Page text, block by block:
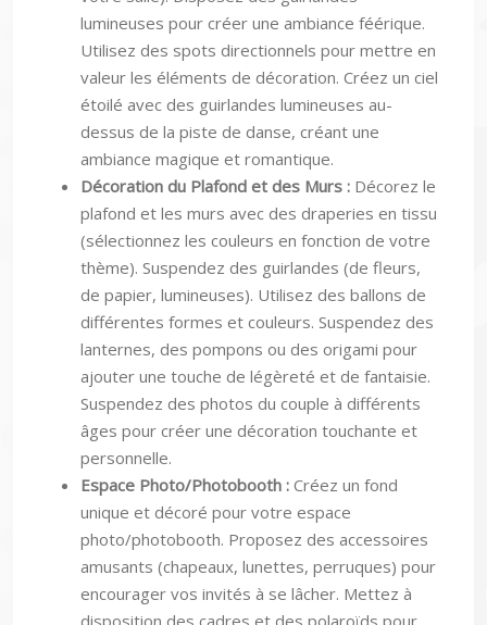
lumineuses pour créer une ambiance féérique.
Utilisez des spots directionnels pour mettre en
valeur les éléments de décoration. Créez un ciel
étoilé avec des guirlandes lumineuses au-
dessus de la piste de danse, créant une
ambiance magique et romantique.
Décoration du Plafond et des Murs : Décorez le
plafond et les murs avec des draperies en tissu
(sélectionnez les couleurs en fonction de votre
thème). Suspendez des guirlandes (de fleurs,
de papier, lumineuses). Utilisez des ballons de
différentes formes et couleurs. Suspendez des
lanternes, des pompons ou des origami pour
ajouter une touche de légèreté et de fantaisie.
Suspendez des photos du couple à différents
âges pour créer une décoration touchante et
personnelle.
Espace Photo/Photobooth : Créez un fond
unique et décoré pour votre espace
photo/photobooth. Proposez des accessoires
amusants (chapeaux, lunettes, perruques) pour
encourager vos invités à se lâcher. Mettez à
disposition des cadres et des polaroïds pour